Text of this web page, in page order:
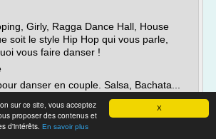
X
sur ce site, vous acceptez
proposer des contenus et
d'intérêts. En savoir plus
Girly, Ragga Dance Hall, House
soit le style Hip Hop qui vous parle,
vous faire danser !
danser en couple. Salsa, Bachata...
comment en maîtriser les